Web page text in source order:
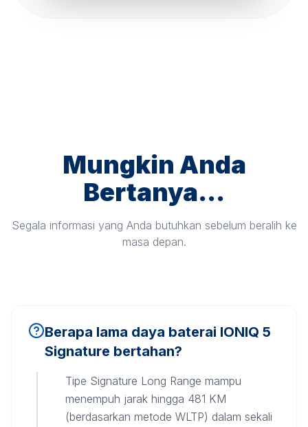
Mungkin Anda
Bertanya...
Segala informasi yang Anda butuhkan sebelum beralih ke
masa depan.
Berapa lama daya baterai IONIQ 5
Signature bertahan?
Tipe Signature Long Range mampu
menempuh jarak hingga 481 KM
(berdasarkan metode WLTP) dalam sekali